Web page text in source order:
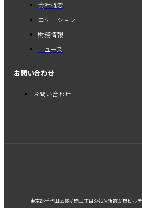
会社概要
ロケーション
財務情報
ニュース
お問い合わせ
お問い合わせ
東京都千代田区霞が関三丁目3番2号新霞が関ビル